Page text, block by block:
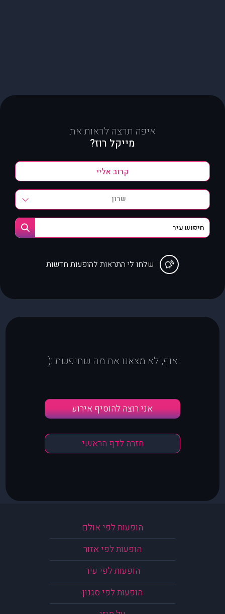
איפה תרצה לראות את
מייקל רוז?
שרון
שלחו לי התראות להופעות חדשות
אוף, לא מצאנו את מה שחיפשת :(
אני רוצה להוסיף אירוע
חזרה לדף הראשי
הופעות לפי אולם
הופעות לפי אזור
הופעות לפי עיר
הופעות לפי סגנון